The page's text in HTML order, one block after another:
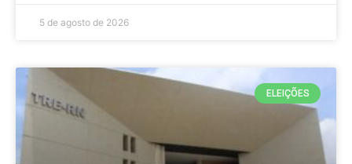
5 de agosto de 2026
ELEIÇÕES